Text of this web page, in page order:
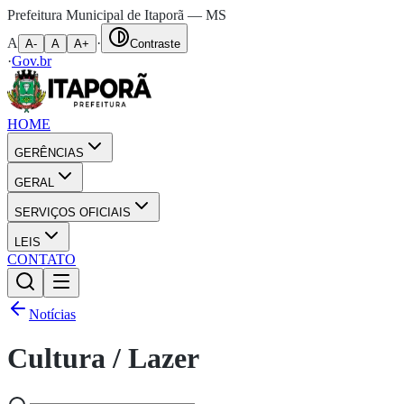
Prefeitura Municipal de Itaporã — MS
A
A- A A+ · Contraste
·Gov.br
HOME
GERÊNCIAS
GERAL
SERVIÇOS OFICIAIS
LEIS
CONTATO
Notícias
Cultura / Lazer